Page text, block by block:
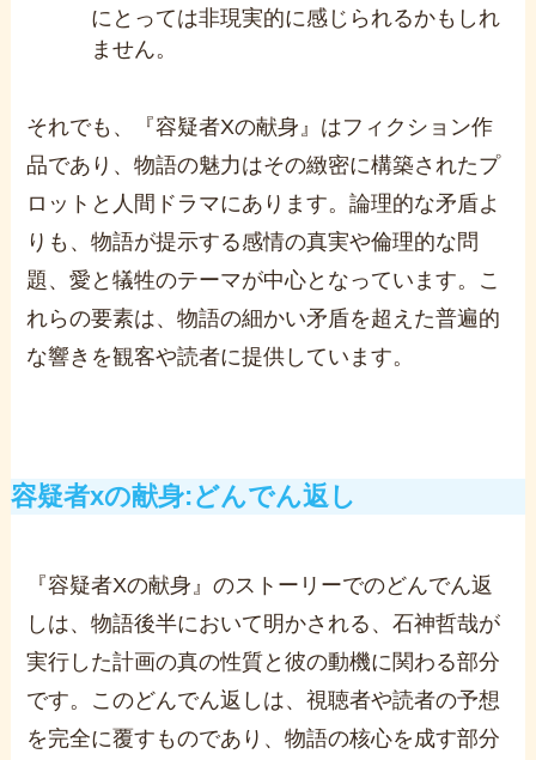
にとっては非現実的に感じられるかもしれ
ません。
それでも、『容疑者Xの献身』はフィクション作
品であり、物語の魅力はその緻密に構築されたプ
ロットと人間ドラマにあります。論理的な矛盾よ
りも、物語が提示する感情の真実や倫理的な問
題、愛と犠牲のテーマが中心となっています。こ
れらの要素は、物語の細かい矛盾を超えた普遍的
な響きを観客や読者に提供しています。
容疑者xの献身:どんでん返し
『容疑者Xの献身』のストーリーでのどんでん返
しは、物語後半において明かされる、石神哲哉が
実行した計画の真の性質と彼の動機に関わる部分
です。このどんでん返しは、視聴者や読者の予想
を完全に覆すものであり、物語の核心を成す部分